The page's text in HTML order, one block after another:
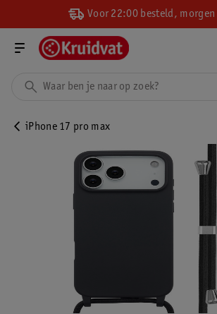
Voor 22:00 besteld, morgen
iPhone 17 pro max